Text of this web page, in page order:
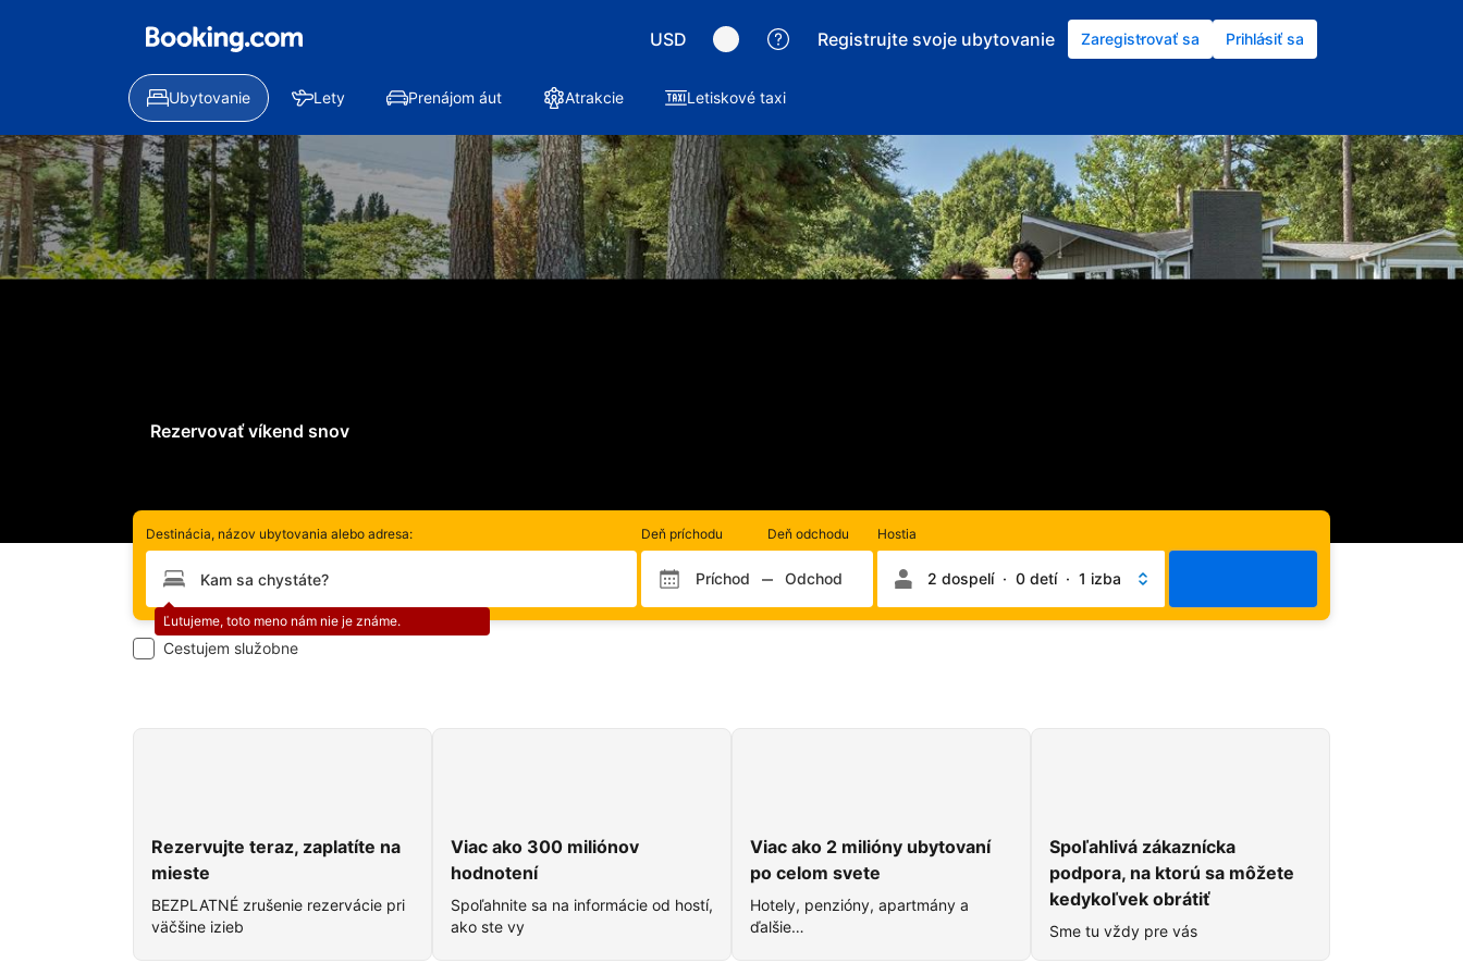
USD Registrujte svoje ubytovanie Zaregistrovať sa Prihlásiť sa
Ubytovanie Lety Prenájom áut Atrakcie Letiskové taxi
Predĺžený víkend s min. −15 % na vybrané pobyty
Oslávte sviatočný víkend
Rezervovať víkend snov
Destinácia, názov ubytovania alebo adresa:
Chyba:
Ľutujeme, toto meno nám nie je známe.
Deň príchodu
Mesiac príchodu Deň príchodu
Príchod
Deň odchodu
Mesiac odchodu Deň odchodu
Odchod
Hostia
Počet
izieb
2 dospelí · 0 detí · 1 izba
Cestujem služobne
Rezervujte teraz, zaplatíte na
mieste
BEZPLATNÉ zrušenie rezervácie pri
väčšine izieb
Viac ako 300 miliónov
hodnotení
Spoľahnite sa na informácie od hostí,
ako ste vy
Viac ako 2 milióny ubytovaní
po celom svete
Hotely, penzióny, apartmány a
ďalšie…
Spoľahlivá zákaznícka
podpora, na ktorú sa môžete
kedykoľvek obrátiť
Sme tu vždy pre vás